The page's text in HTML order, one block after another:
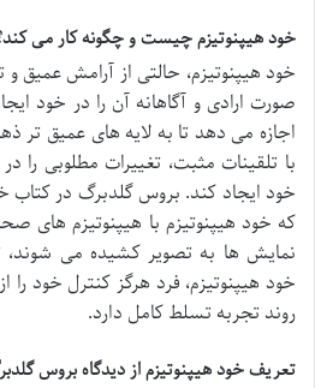
خود هیپنوتیزم چیست و چگونه کار می
خود هیپنوتیزم، حالتی از آرامش عمیق
صورت ارادی و آگاهانه آن را در خود
اجازه می دهد تا به لایه های عمیق تر
با تلقینات مثبت، تغییرات مطلوبی را
خود ایجاد کند. بروس گلدبرگ در
که خود هیپنوتیزم با هیپنوتیزم های
نمایش ها به تصویر کشیده می شوند،
خود هیپنوتیزم، فرد هرگز کنترل خود
روند تجربه تسلط کامل دارد.
تعریف خود هیپنوتیزم از دیدگاه بروس